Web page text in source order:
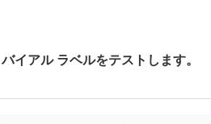
イアル ラベルをテストします。